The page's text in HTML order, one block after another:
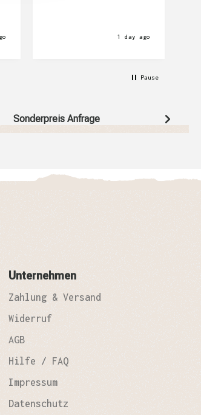
1 day ago
Pause
Sonderpreis Anfrage
Unternehmen
Zahlung & Versand
Widerruf
AGB
Hilfe / FAQ
Impressum
Datenschutz